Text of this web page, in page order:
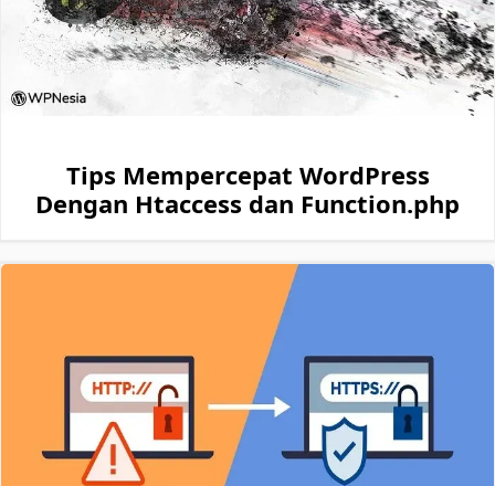
Tips Mempercepat WordPress
Dengan Htaccess dan Function.php